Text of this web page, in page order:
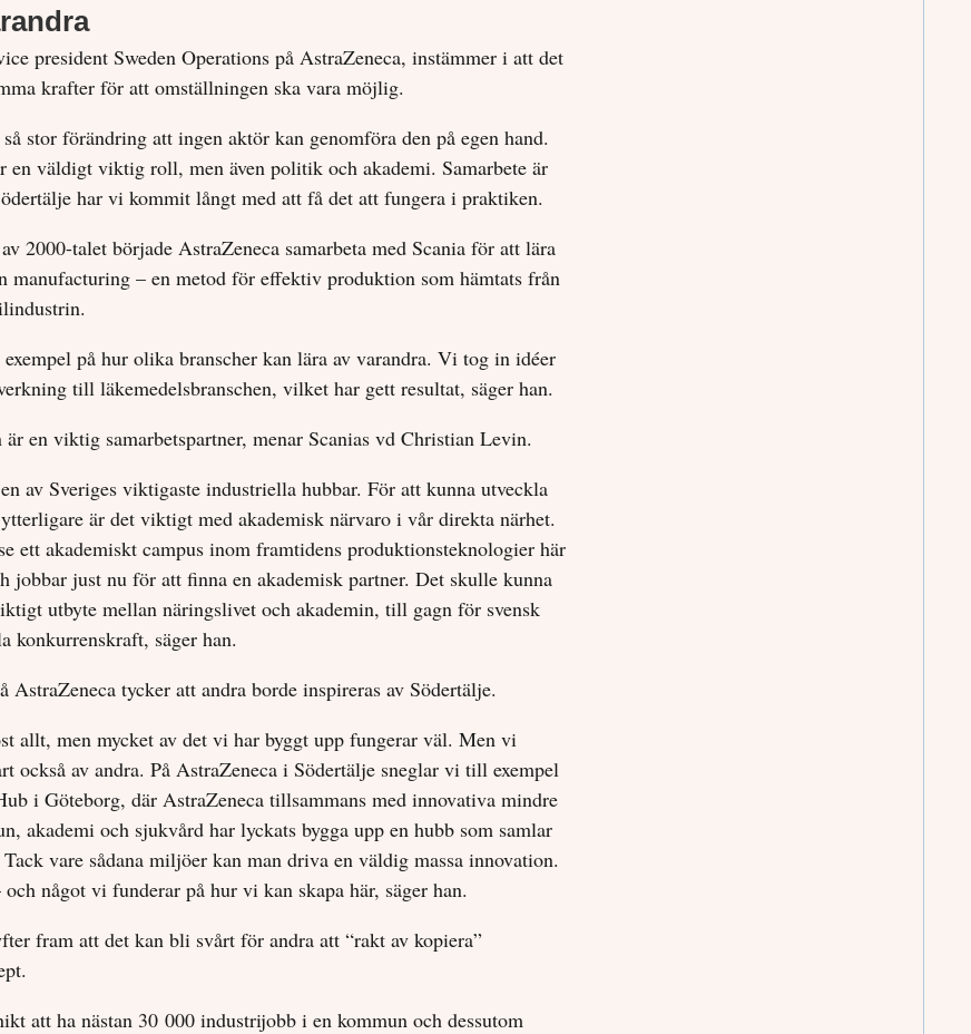
president Sweden Operations på AstraZeneca, instämmer i att det
krafter för att omställningen ska vara möjlig.
stor förändring att ingen aktör kan genomföra den på egen hand.
en väldigt viktig roll, men även politik och akademi. Samarbete är
har vi kommit långt med att få det att fungera i praktiken.
2000-talet började AstraZeneca samarbeta med Scania för att lära
manufacturing – en metod för effektiv produktion som hämtats från
på hur olika branscher kan lära av varandra. Vi tog in idéer
till läkemedelsbranschen, vilket har gett resultat, säger han.
är en viktig samarbetspartner, menar Scanias vd Christian Levin.
av Sveriges viktigaste industriella hubbar. För att kunna utveckla
är det viktigt med akademisk närvaro i vår direkta närhet.
ett akademiskt campus inom framtidens produktionsteknologier här
jobbar just nu för att finna en akademisk partner. Det skulle kunna
utbyte mellan näringslivet och akademin, till gagn för svensk
konkurrenskraft, säger han.
AstraZeneca tycker att andra borde inspireras av Södertälje.
allt, men mycket av det vi har byggt upp fungerar väl. Men vi
också av andra. På AstraZeneca i Södertälje sneglar vi till exempel
i Göteborg, där AstraZeneca tillsammans med innovativa mindre
akademi och sjukvård har lyckats bygga upp en hubb som samlar
vare sådana miljöer kan man driva en väldig massa innovation.
något vi funderar på hur vi kan skapa här, säger han.
fram att det kan bli svårt för andra att “rakt av kopiera”
att ha nästan 30 000 industrijobb i en kommun och dessutom